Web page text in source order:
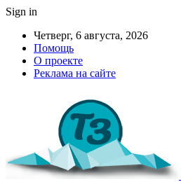
Sign in
Четверг, 6 августа, 2026
Помощь
О проекте
Реклама на сайте